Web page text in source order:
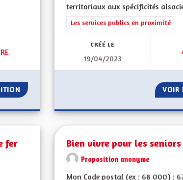
AVANTAGES DE L'ALSACE
territoriaux aux spécificités
Filtrer les résultats de la catégorie :
Les services publics en proximité
CRÉÉ LE
19/04/2023
VOIR
fer
Bien vivre pour les seniors
Proposition anonyme
Mon Code postal (ex : 68 000) :